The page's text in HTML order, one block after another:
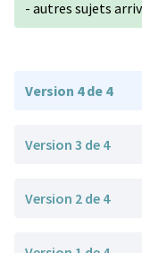
- autres sujets
Version 4 de 4
Version 3 de 4
Version 2 de 4